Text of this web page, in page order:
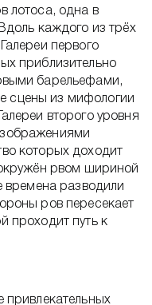
лотоса, одна в
каждого из трёх
первого
приблизительно
барельефами,
сцены из мифологии
второго уровня
которых доходит
рвом шириной
времена разводили
ров пересекает
проходит путь к
привлекательных